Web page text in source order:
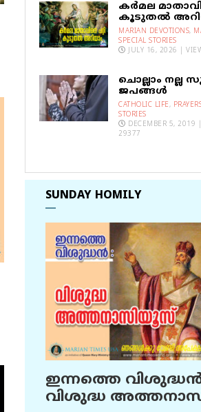
കര്‍മല
കൂടുതല്‍
MARIAN DEVOTIONS,
SPECIAL STORIES
JULY 16, 2026 |
ചൊല്ലാം
ജപങ്ങൾ
CATHOLIC LIFE,
STORIES
DECEMBER 5, 2019
29377
SUNDAY HOMILY
ഇന്നത്തെ
വിശുദ്ധ